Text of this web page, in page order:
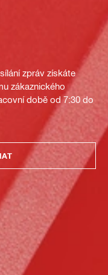
zpráv získáte
zákaznického
době od 7:30 do